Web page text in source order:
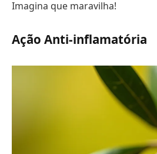
Imagina que maravilha!
Ação Anti-inflamatória